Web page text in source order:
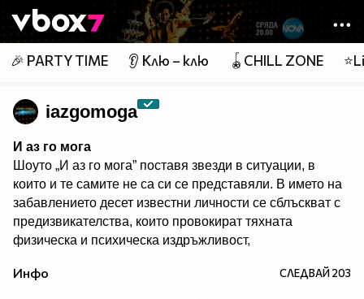
👾
🎉 PARTY TIME 👂 Клю – клю 🪀CHILL ZONE
iazgomoga
И аз го мога
Шоуто „И аз го мога” поставя звезди в ситуации, в
които и те самите не са си се представяли. В името на
забавлението десет известни личности се сблъскват с
предизвикателства, които провокират тяхната
физическа и психическа издръжливост,
съобразителност. Един водещ превежда участници,
Инфо СЛЕДВАЙ203